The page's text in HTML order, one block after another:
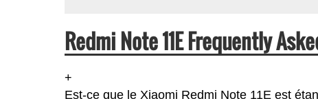
Redmi Note 11E Frequently
+
Est-ce que le Xiaomi Redmi Note 11E est